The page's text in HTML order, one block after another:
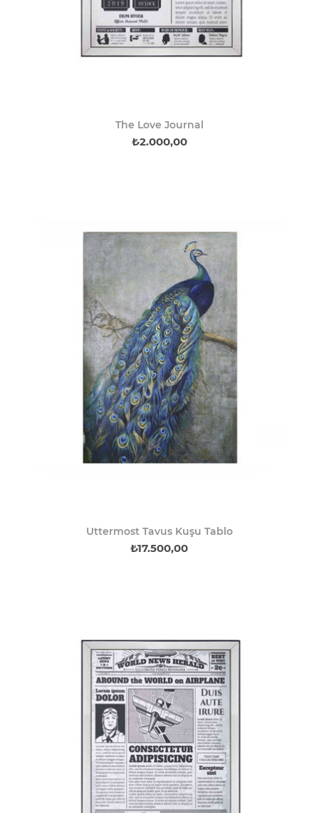
The Love Journal
₺2.000,00
Uttermost Tavus Kuşu Tablo
₺17.500,00